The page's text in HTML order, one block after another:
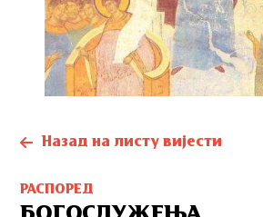
Назад на листу вијести
РАСПОРЕД